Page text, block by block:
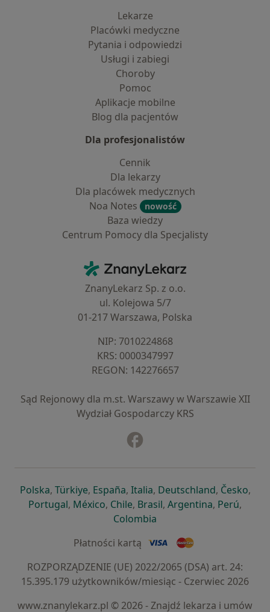
Lekarze
Placówki medyczne
Pytania i odpowiedzi
Usługi i zabiegi
Choroby
Pomoc
Aplikacje mobilne
Blog dla pacjentów
Dla profesjonalistów
Cennik
Dla lekarzy
Dla placówek medycznych
Noa Notes
nowość
Baza wiedzy
Centrum Pomocy dla Specjalisty
ZnanyLekarz - Strona główna
ZnanyLekarz Sp. z o.o.
ul. Kolejowa 5/7
01-217 Warszawa, Polska
NIP: ⁠7010224868
KRS: ⁠0000347997
REGON: ⁠142276657
Sąd Rejonowy dla m.st. Warszawy w Warszawie XII
Wydział Gospodarczy KRS
Polskaotwiera się w nowej karcie
, Türkiyeotwiera się w nowej karcie
, Españaotwiera się w nowej karcie
, Italiaotwiera się w nowej
, Deutschlandotwiera się
, Česko,
Portugalotwiera się w nowej karcie
, Méxicootwiera się w nowej karcie
, Chileotwiera się w nowej karcie
, Brasilotwiera się w nowej
, Argentinaotwiera się
, Perú,
Colombia
Płatności kartą
ROZPORZĄDZENIE (UE) 2022/2065 (DSA) art. 24:
15.395.179 użytkowników/miesiąc - Czerwiec 2026
www.znanylekarz.pl © 2026 - Znajdź lekarza i umów